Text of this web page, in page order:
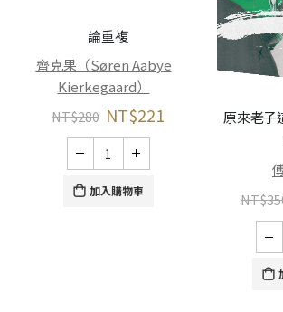
論重複
齊克果（Søren Aabye
Kierkegaard）
NT$280 NT$221
加入購物車
原來老子
NT$